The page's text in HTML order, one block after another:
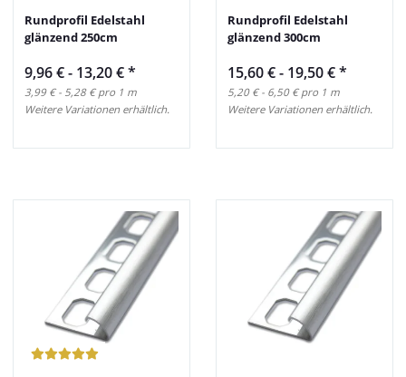
Rundprofil Edelstahl
glänzend 250cm
9,96 € - 13,20 €*
3,99 € - 5,28 € pro 1 m
Weitere Variationen erhältlich.
Rundprofil Edelstahl
glänzend 300cm
15,60 € - 19,50 €*
5,20 € - 6,50 € pro 1 m
Weitere Variationen erhältlich.